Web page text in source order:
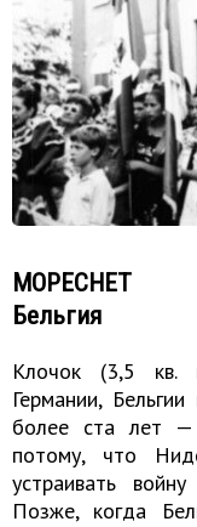
МОРЕСНЕТ
Бельгия
Клочок (3,5 кв.
Германии,
более ста лет
потому, что
устраивать
Позже, когда